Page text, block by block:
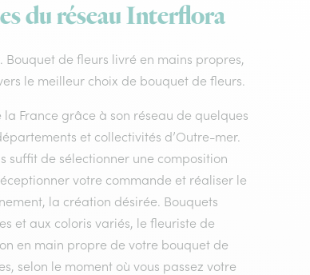
du réseau Interflora
de fleurs livré en mains propres,
le meilleur choix de bouquet de fleurs.
France grâce à son réseau de quelques
et collectivités d’Outre-mer.
suffit de sélectionner une composition
votre commande et réaliser le
la création désirée. Bouquets
et aux coloris variés, le fleuriste de
en main propre de votre bouquet de
selon le moment où vous passez votre